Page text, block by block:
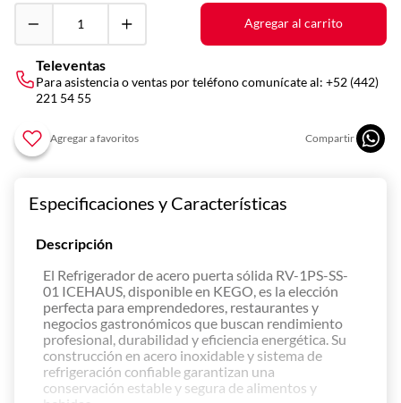
Agregar al carrito
Televentas
Para asistencia o ventas por teléfono comunícate al: +52 (442)
221 54 55
Especificaciones y Características
Descripción
El Refrigerador de acero puerta sólida RV-1PS-SS-
01 ICEHAUS, disponible en KEGO, es la elección
perfecta para emprendedores, restaurantes y
negocios gastronómicos que buscan rendimiento
profesional, durabilidad y eficiencia energética. Su
construcción en acero inoxidable y sistema de
refrigeración confiable garantizan una
conservación estable y segura de alimentos y
vitrina